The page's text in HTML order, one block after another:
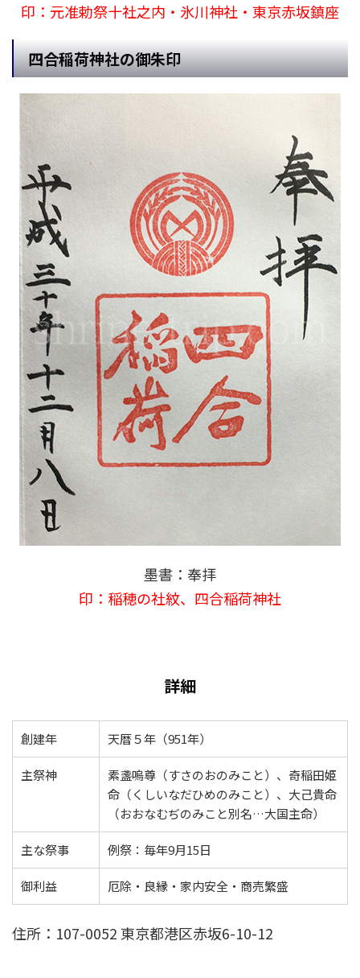
印：元准勅祭十社之内・氷川神社・東京赤坂鎮座
四合稲荷神社の御朱印
墨書：奉拝
印：稲穂の社紋、四合稲荷神社
詳細
創建年 天暦５年（951年）
主祭神
素盞嗚尊（すさのおのみこと）、奇稲田姫
命（くしいなだひめのみこと）、大己貴命
（おおなむぢのみこと別名…大国主命）
主な祭事 例祭：毎年9月15日
御利益 厄除・良縁・家内安全・商売繁盛
住所：107-0052 東京都港区赤坂6-10-12